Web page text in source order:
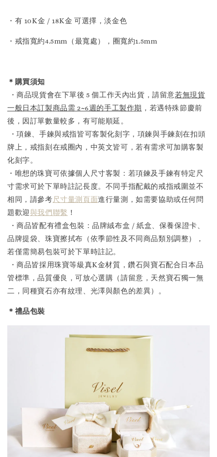
・有 10K金 / 18K金 可選擇，淡金色
・戒指寬約4.5mm（最寬處），圈寬約1.5mm
＊購買須知
・商品現貨會在下單後 5 個工作天內出貨，請留意若無現貨
一般日本訂製商品需 2~6週的手工製作期 ，若遇特殊節慶前
後，因訂單數量較多，有可能順延。
・項鍊、手鍊與戒指皆可客製化刻字，項鍊與手鍊刻在扣頭
牌上，戒指刻在戒圈內，中英文皆可，若有需求可加購客製
化刻字。
・唯想的珠寶可依據個人尺寸客製：若項鍊及手鍊有特定尺
寸需求可於下單時註記長度。不同手指配戴的戒指戒圍並不
相同，請參考尺寸量測頁面進行量測，如需要協助或任何問
題歡迎與我們聯繫 ！
・商品皆配有禮盒包裝：品牌絨布盒 / 紙盒、保養保證卡、
品牌提袋、珠寶擦拭布（依季節性及不同商品類別調整），
若僅需簡易包裝可於下單時註記。
・商品皆採用珠寶等級真K金材質，鑽石與寶石配合日本品
管標準，品質優良，可放心選購（請留意，天然寶石獨一無
二，同種寶石亦有紋理、光澤與顏色的差異）。
＊禮品包裝